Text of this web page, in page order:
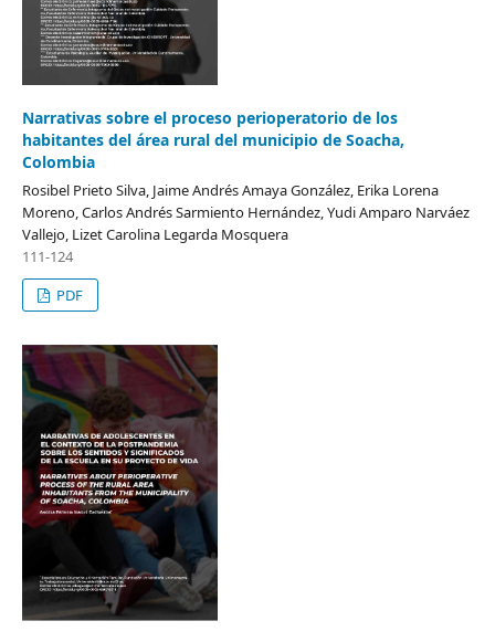
Narrativas sobre el proceso perioperatorio de los
habitantes del área rural del municipio de Soacha,
Colombia
Rosibel Prieto Silva, Jaime Andrés Amaya González, Erika Lorena
Moreno, Carlos Andrés Sarmiento Hernández, Yudi Amparo Narváez
Vallejo, Lizet Carolina Legarda Mosquera
111-124
PDF